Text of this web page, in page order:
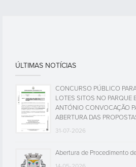
ÚLTIMAS NOTÍCIAS
CONCURSO PÚBLICO
LOTES SITOS NO PARQUE
ANTÓNIO CONVOCAÇÃO
ABERTURA DAS
31-07-2026
Abertura de Procedimento